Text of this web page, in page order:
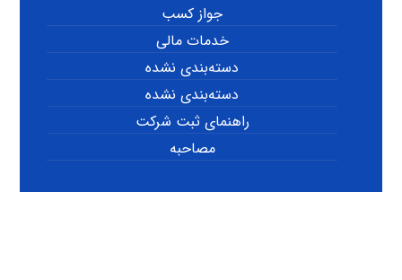
جواز کسب
خدمات مالی
دسته‌بندی نشده
دسته‌بندی نشده
راهنمای ثبت شرکت
مصاحبه